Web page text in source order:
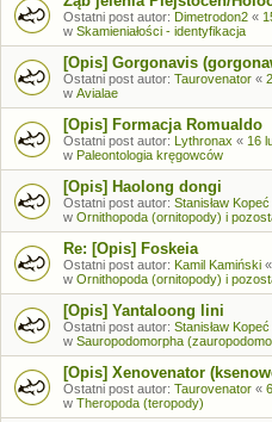
Ostatni post autor: Dimetrodon2 «
w Skamieniałości - identyfikacja
[Opis] Gorgonavis
Ostatni post autor: Taurovenator «
w Avialae
[Opis] Formacja Romualdo
Ostatni post autor: Lythronax « 16
w Paleontologia kręgowców
[Opis] Haolong dongi
Ostatni post autor: Stanisław Kopeć
w Ornithopoda (ornitopody) i
Re: [Opis] Foskeia
Ostatni post autor: Kamil Kamiński «
w Ornithopoda (ornitopody) i
[Opis] Yantaloong lini
Ostatni post autor: Stanisław Kopeć
w Sauropodomorpha
[Opis] Xenovenator
Ostatni post autor: Taurovenator «
w Theropoda (teropody)